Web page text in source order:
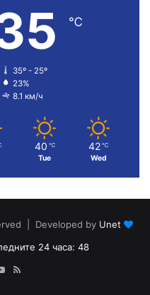
℃
35º - 25º
23%
8.1 км/ч
40 ℃
Tue
42 ℃
Wed
| Developed by Unet
24 часа: 48
YouTube
RSS